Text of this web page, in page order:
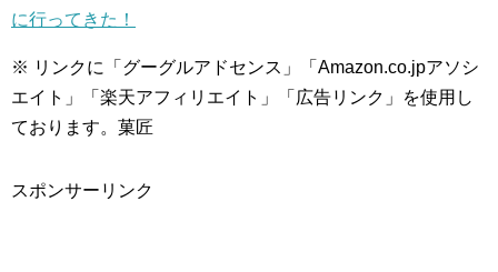
に行ってきた！
※ リンクに「グーグルアドセンス」「Amazon.co.jpアソシ
エイト」「楽天アフィリエイト」「広告リンク」を使用し
ております。菓匠
スポンサーリンク